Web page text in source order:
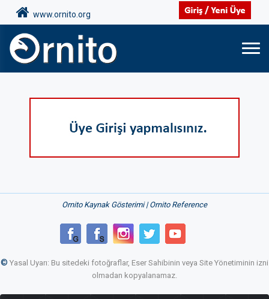
www.ornito.org
Ornito Kaynak Gösterimi | Ornito Reference
© Yasal Uyarı: Bu sitedeki fotoğraflar, Eser Sahibinin veya Site Yönetiminin izni
olmadan kopyalanamaz.